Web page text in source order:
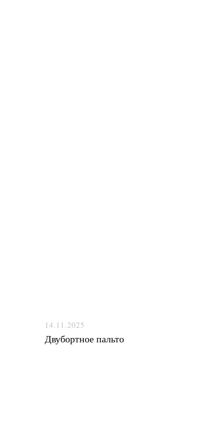
14.11.2025
Двубортное пальто